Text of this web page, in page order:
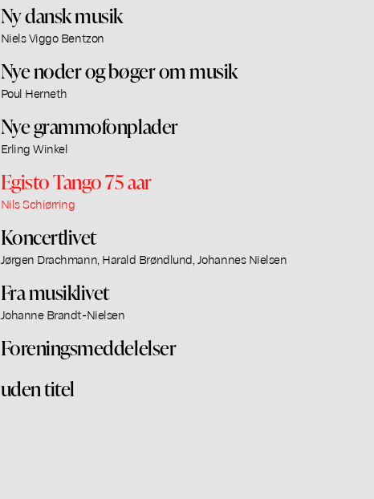
Ny dansk musik
Niels Viggo Bentzon
Nye noder og bøger om musik
Poul Herneth
Nye grammofonplader
Erling Winkel
Egisto Tango 75 aar
Nils Schiørring
Koncertlivet
Jørgen Drachmann, Harald Brøndlund, Johannes Nielsen
Fra musiklivet
Johanne Brandt-Nielsen
Foreningsmeddelelser
uden titel